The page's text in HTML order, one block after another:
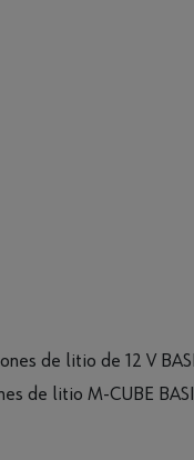
de litio de 12 V
de litio M-CUBE